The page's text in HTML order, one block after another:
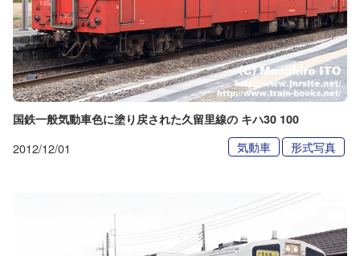
国鉄一般気動車色に塗り戻された久留里線の キハ30 100
2012/12/01 気動車 形式写真